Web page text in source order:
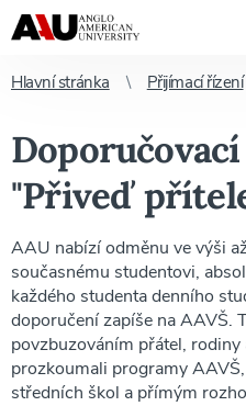
Hlavní stránka Přijímací řízení
"Přiveď
AAU nabízí odměnu ve výši
současnému studentovi,
každého studenta denního
doporučení zapíše na AAVŠ.
povzbuzováním přátel,
prozkoumali programy
středních škol a přímým